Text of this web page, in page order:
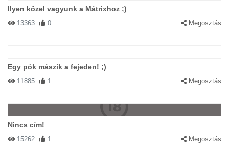
Ilyen közel vagyunk a Mátrixhoz ;)
13363 0 Megosztás
Egy pók mászik a fejeden! ;)
11885 1 Megosztás
Nincs cím!
15262 1 Megosztás